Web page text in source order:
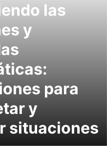
las
y
para
y
situaciones